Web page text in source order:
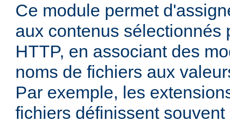
Ce module permet
aux contenus sélectionnés
HTTP, en associant des
noms de fichiers aux
Par exemple, les
fichiers définissent